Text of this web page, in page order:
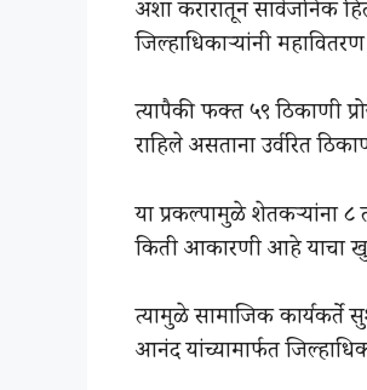
अशा करारातून सार्वजनिक
जिल्हाधिकाऱ्यांनी
त्यापैकी फक्त ५९ ठिकाणी
राहिले असताना उर्वरित
या प्रकल्पामुळे
किती आकारणी आहे याचा
त्यामुळे सामाजिक कार्यकर्ते
आनंद यांच्यामार्फत